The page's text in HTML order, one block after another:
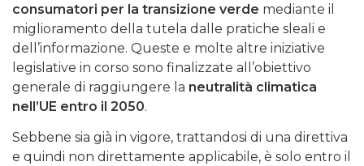
consumatori per la transizione verde mediante il
miglioramento della tutela dalle pratiche sleali e
dell’informazione. Queste e molte altre iniziative
legislative in corso sono finalizzate all’obiettivo
generale di raggiungere la neutralità climatica
nell’UE entro il 2050.
Sebbene sia già in vigore, trattandosi di una direttiva
e quindi non direttamente applicabile, è solo entro il